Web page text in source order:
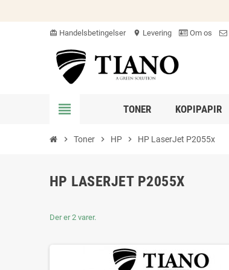
card_giftcard Handelsbetingelser location_on Levering Om os
view_headline TONER KOPIPAPIR
chevron_right Toner chevron_right HP chevron_right HP LaserJet P2055x
HP LASERJET P2055X
Der er 2 varer.